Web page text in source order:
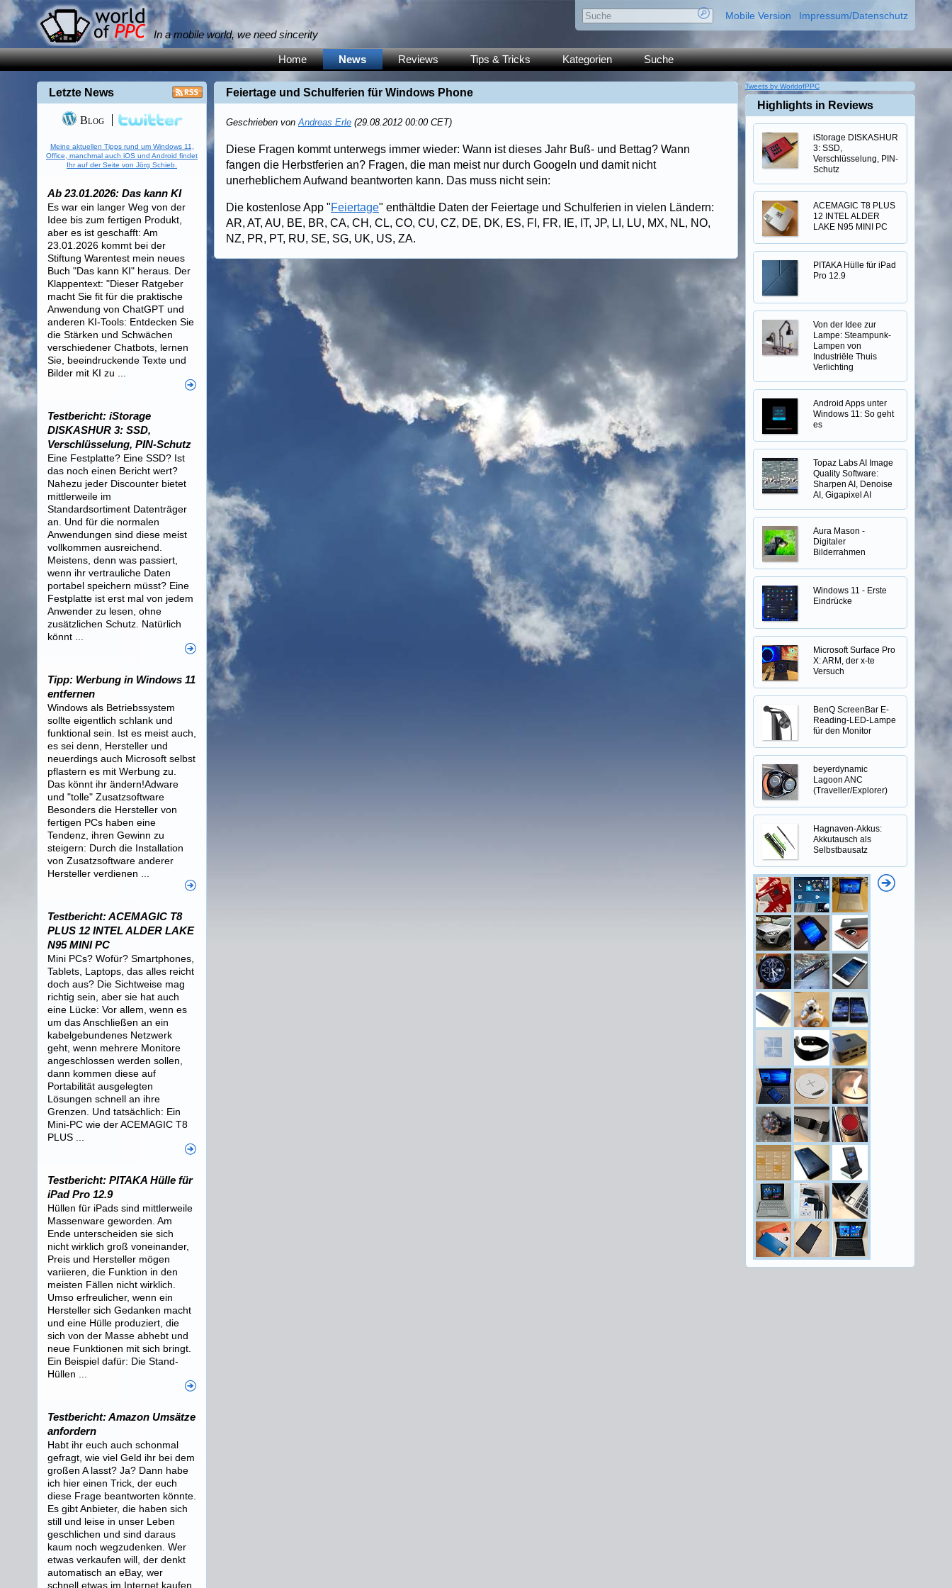
In a mobile world, we need sincerity
Mobile Version Impressum/Datenschutz
Home News Reviews Tips & Tricks Kategorien Suche
Feiertage und Schulferien für Windows Phone
Geschrieben vonAndreas Erle (29.08.2012 00:00 CET)
Diese Fragen kommt unterwegs immer wieder: Wann ist dieses Jahr Buß- und Bettag? Wann
fangen die Herbstferien an? Fragen, die man meist nur durch Googeln und damit nicht
unerheblichem Aufwand beantworten kann. Das muss nicht sein:
Die kostenlose App "Feiertage" enthältdie Daten der Feiertage und Schulferien in vielen Ländern:
AR, AT, AU, BE, BR, CA, CH, CL, CO, CU, CZ, DE, DK, ES, FI, FR, IE, IT, JP, LI, LU, MX, NL, NO,
NZ, PR, PT, RU, SE, SG, UK, US, ZA.
Letzte News
Blog
Meine aktuellen Tipps rund um Windows 11,
Office, manchmal auch iOS und Android findet
Ihr auf der Seite von Jörg Schieb.
Ab 23.01.2026: Das kann KI
Es war ein langer Weg von der
Idee bis zum fertigen Produkt,
aber es ist geschafft: Am
23.01.2026 kommt bei der
Stiftung Warentest mein neues
Buch "Das kann KI" heraus. Der
Klappentext: "Dieser Ratgeber
macht Sie fit für die praktische
Anwendung von ChatGPT und
anderen KI-Tools: Entdecken Sie
die Stärken und Schwächen
verschiedener Chatbots, lernen
Sie, beeindruckende Texte und
Bilder mit KI zu ...
Testbericht: iStorage
DISKASHUR 3: SSD,
Verschlüsselung, PIN-Schutz
Eine Festplatte? Eine SSD? Ist
das noch einen Bericht wert?
Nahezu jeder Discounter bietet
mittlerweile im
Standardsortiment Datenträger
an. Und für die normalen
Anwendungen sind diese meist
vollkommen ausreichend.
Meistens, denn was passiert,
wenn ihr vertrauliche Daten
portabel speichern müsst? Eine
Festplatte ist erst mal von jedem
Anwender zu lesen, ohne
zusätzlichen Schutz. Natürlich
könnt ...
Tipp: Werbung in Windows 11
entfernen
Windows als Betriebssystem
sollte eigentlich schlank und
funktional sein. Ist es meist auch,
es sei denn, Hersteller und
neuerdings auch Microsoft selbst
pflastern es mit Werbung zu.
Das könnt ihr ändern!Adware
und "tolle" Zusatzsoftware
Besonders die Hersteller von
fertigen PCs haben eine
Tendenz, ihren Gewinn zu
steigern: Durch die Installation
von Zusatzsoftware anderer
Hersteller verdienen ...
Testbericht: ACEMAGIC T8
PLUS 12 INTEL ALDER LAKE
N95 MINI PC
Mini PCs? Wofür? Smartphones,
Tablets, Laptops, das alles reicht
doch aus? Die Sichtweise mag
richtig sein, aber sie hat auch
eine Lücke: Vor allem, wenn es
um das Anschließen an ein
kabelgebundenes Netzwerk
geht, wenn mehrere Monitore
angeschlossen werden sollen,
dann kommen diese auf
Portabilität ausgelegten
Lösungen schnell an ihre
Grenzen. Und tatsächlich: Ein
Mini-PC wie der ACEMAGIC T8
PLUS ...
Testbericht: PITAKA Hülle für
iPad Pro 12.9
Hüllen für iPads sind mittlerweile
Massenware geworden. Am
Ende unterscheiden sie sich
nicht wirklich groß voneinander,
Preis und Hersteller mögen
variieren, die Funktion in den
meisten Fällen nicht wirklich.
Umso erfreulicher, wenn ein
Hersteller sich Gedanken macht
und eine Hülle produziert, die
sich von der Masse abhebt und
neue Funktionen mit sich bringt.
Ein Beispiel dafür: Die Stand-
Hüllen ...
Testbericht: Amazon Umsätze
anfordern
Habt ihr euch auch schonmal
gefragt, wie viel Geld ihr bei dem
großen A lasst? Ja? Dann habe
ich hier einen Trick, der euch
diese Frage beantworten könnte.
Es gibt Anbieter, die haben sich
still und leise in unser Leben
geschlichen und sind daraus
kaum noch wegzudenken. Wer
etwas verkaufen will, der denkt
automatisch an eBay, wer
schnell etwas im Internet kaufen
Tweets by WorldofPPC
Highlights in Reviews
iStorage DISKASHUR
3: SSD,
Verschlüsselung, PIN-
Schutz
ACEMAGIC T8 PLUS
12 INTEL ALDER
LAKE N95 MINI PC
PITAKA Hülle für iPad
Pro 12.9
Von der Idee zur
Lampe: Steampunk-
Lampen von
Industriële Thuis
Verlichting
Android Apps unter
Windows 11: So geht
es
Topaz Labs AI Image
Quality Software:
Sharpen AI, Denoise
AI, Gigapixel AI
Aura Mason -
Digitaler
Bilderrahmen
Windows 11 - Erste
Eindrücke
Microsoft Surface Pro
X: ARM, der x-te
Versuch
BenQ ScreenBar E-
Reading-LED-Lampe
für den Monitor
beyerdynamic
Lagoon ANC
(Traveller/Explorer)
Hagnaven-Akkus:
Akkutausch als
Selbstbausatz